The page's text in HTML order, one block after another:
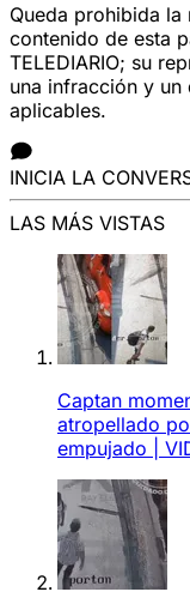
Queda prohibida
contenido de esta
TELEDIARIO; su
una infracción y
aplicables.
INICIA LA
LAS MÁS VISTAS
Captan
atropellado
empujado |